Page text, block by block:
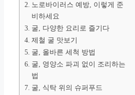
노로바이러스 예방, 이렇게 준
비하세요
굴, 다양한 요리로 즐기다
제철 굴 맛보기
굴, 올바른 세척 방법
굴, 영양소 파괴 없이 조리하는
법
굴, 식탁 위의 슈퍼푸드